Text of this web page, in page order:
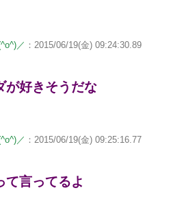
／ ：2015/06/19(金) 09:24:30.89
が好きそうだな
／ ：2015/06/19(金) 09:25:16.77
て言ってるよ